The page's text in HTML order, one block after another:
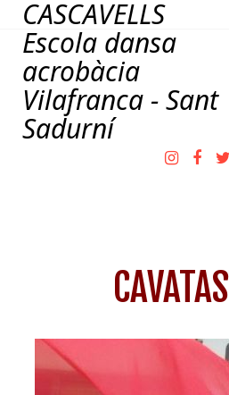
content
CASCAVELLS
Escola dansa
acrobàcia
Vilafranca - Sant
Sadurní